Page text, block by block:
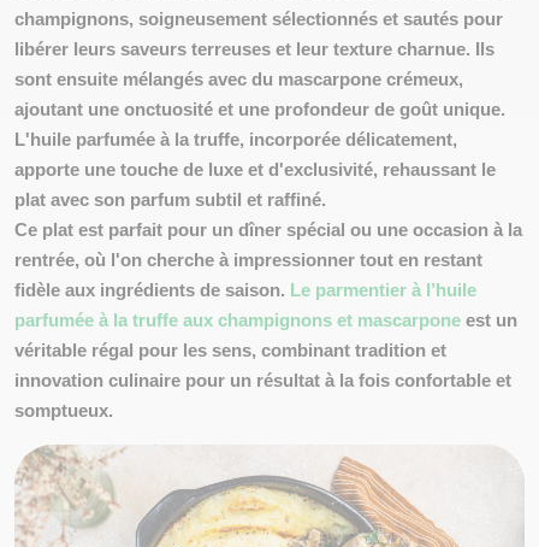
champignons, soigneusement sélectionnés et sautés pour
libérer leurs saveurs terreuses et leur texture charnue. Ils
sont ensuite mélangés avec du mascarpone crémeux,
ajoutant une onctuosité et une profondeur de goût unique.
L'huile parfumée à la truffe, incorporée délicatement,
apporte une touche de luxe et d'exclusivité, rehaussant le
plat avec son parfum subtil et raffiné.
Ce plat est parfait pour un dîner spécial ou une occasion à la
rentrée, où l'on cherche à impressionner tout en restant
fidèle aux ingrédients de saison. Le parmentier à l’huile
parfumée à la truffe aux champignons et mascarpone est un
véritable régal pour les sens, combinant tradition et
innovation culinaire pour un résultat à la fois confortable et
somptueux.